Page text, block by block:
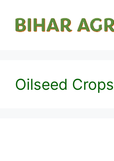
Oilseed Crops